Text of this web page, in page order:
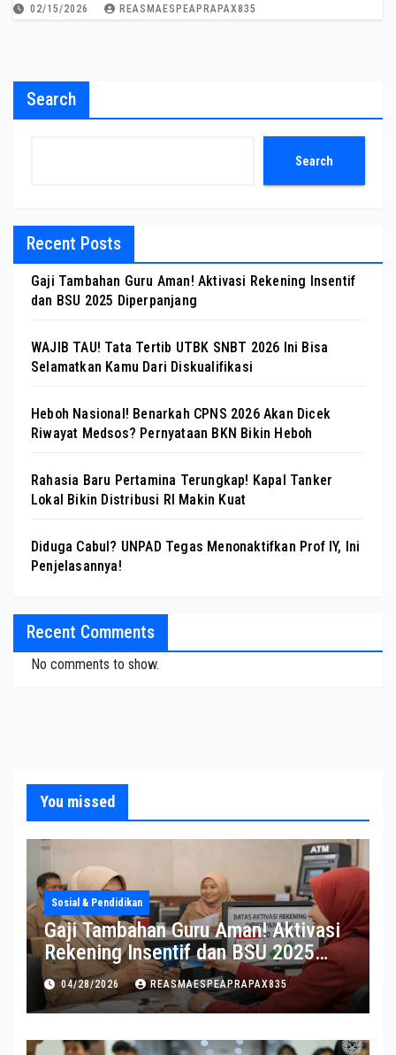
02/15/2026 REASMAESPEAPRAPAX835
Search
Search
Recent Posts
Gaji Tambahan Guru Aman! Aktivasi Rekening Insentif
dan BSU 2025 Diperpanjang
WAJIB TAU! Tata Tertib UTBK SNBT 2026 Ini Bisa
Selamatkan Kamu Dari Diskualifikasi
Heboh Nasional! Benarkah CPNS 2026 Akan Dicek
Riwayat Medsos? Pernyataan BKN Bikin Heboh
Rahasia Baru Pertamina Terungkap! Kapal Tanker
Lokal Bikin Distribusi RI Makin Kuat
Diduga Cabul? UNPAD Tegas Menonaktifkan Prof IY, Ini
Penjelasannya!
Recent Comments
No comments to show.
You missed
Sosial & Pendidikan
Gaji Tambahan Guru Aman! Aktivasi
Rekening Insentif dan BSU 2025
Diperpanjang
04/28/2026 REASMAESPEAPRAPAX835